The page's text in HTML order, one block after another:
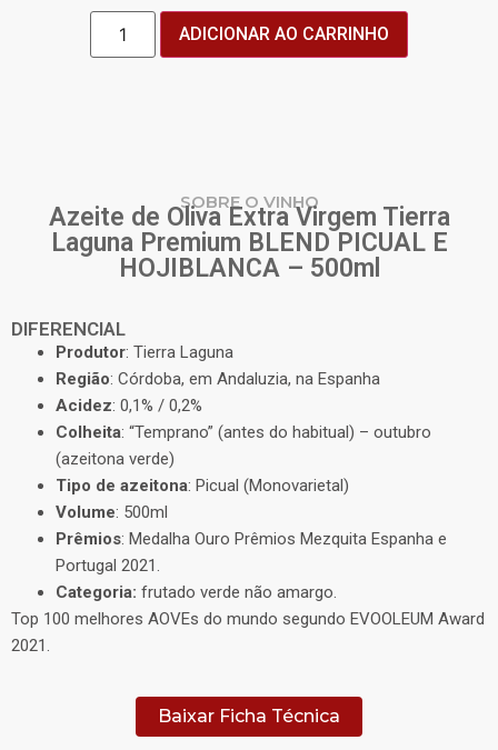
ADICIONAR AO CARRINHO
SOBRE O VINHO
Azeite de Oliva Extra Virgem Tierra
Laguna Premium BLEND PICUAL E
HOJIBLANCA – 500ml
DIFERENCIAL
Produtor: Tierra Laguna
Região: Córdoba, em Andaluzia, na Espanha
Acidez: 0,1% / 0,2%
Colheita: “Temprano” (antes do habitual) – outubro
(azeitona verde)
Tipo de azeitona: Picual (Monovarietal)
Volume: 500ml
Prêmios: Medalha Ouro Prêmios Mezquita Espanha e
Portugal 2021.
Categoria: frutado verde não amargo.
Top 100 melhores AOVEs do mundo segundo EVOOLEUM Award
2021.
Baixar Ficha Técnica